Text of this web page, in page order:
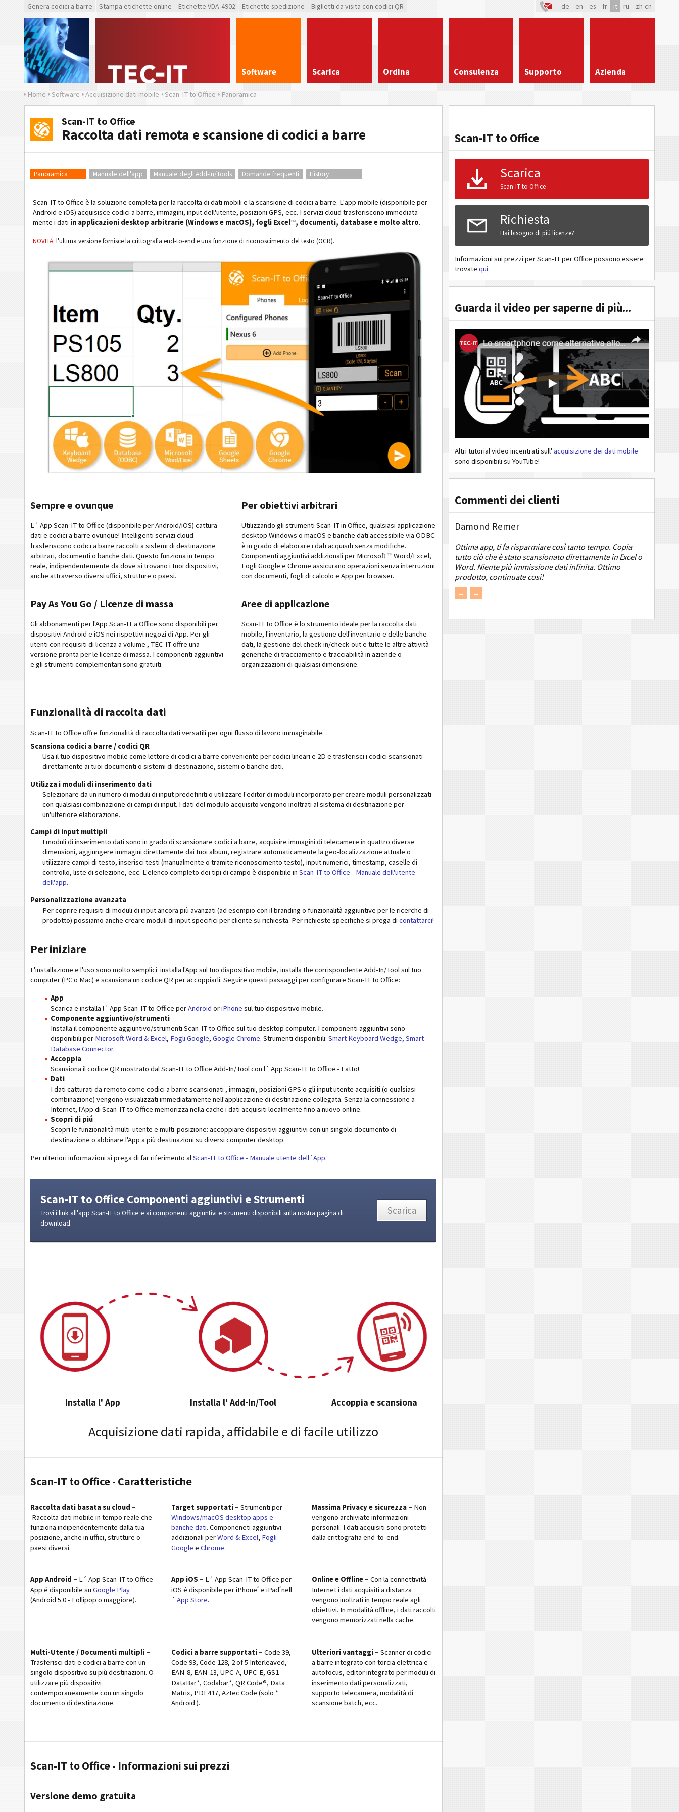
Genera codici a barre Stampa etichette online Etichette VDA-4902 Etichette spedizione Biglietti da visita con codici QR de en es fr it ru zh-cn
Software Scarica Ordina Consulenza Supporto Azienda
Home Software Acquisizione dati mobile Scan-IT to Office Panoramica
Scan-IT to Office
Raccolta dati remota e scansione di codici a barre
Panoramica Manuale dell'app Manuale degli Add-In/Tools Domande frequenti History
Scan-IT to Office è la soluzione completa per la raccolta di dati mobili e la scansione di codici a barre. L'app mobile (disponibile per
Android e iOS) acquisisce codici a barre, immagini, input dell'utente, posizioni GPS, ecc. I servizi cloud trasferiscono immediata­
mente i dati in applicazioni desktop arbitrarie (Windows e macOS), fogli Excel™, documenti, database e molto altro.
NOVITÁ: l'ultima versione fornisce la crittografia end-to-end e una funzione di riconoscimento del testo (OCR).
Sempre e ovunque
L´ App Scan-IT to Office (disponibile per Android/iOS) cattura
dati e codici a barre ovunque! Intelligenti servizi cloud
trasferiscono codici a barre raccolti a sistemi di destinazione
arbitrari, documenti o banche dati. Questo funziona in tempo
reale, indipendentemente da dove si trovano i tuoi dispositivi,
anche attraverso diversi uffici, strutture o paesi.
Pay As You Go / Licenze di massa
Gli abbonamenti per l'App Scan-IT a Office sono disponibili per
dispositivi Android e iOS nei rispettivi negozi di App. Per gli
utenti con requisiti di licenza a volume , TEC-IT offre una
versione pronta per le licenze di massa. I componenti aggiuntivi
e gli strumenti complementari sono gratuiti.
Per obiettivi arbitrari
Utilizzando gli strumenti Scan-IT in Office, qualsiasi applica­zione
desktop Windows o macOS e banche dati accessibile via ODBC
è in grado di elaborare i dati acquisiti senza modifiche.
Componenti aggiuntivi addizionali per Microsoft™Word/Excel,
Fogli Google e Chrome assicurano opera­zioni senza interruzioni
con documenti, fogli di calcolo e App per browser.
Aree di applicazione
Scan-IT to Office è lo strumento ideale per la raccolta dati
mobile, l'inventario, la gestione dell'inventario e delle banche
dati, la gestione del check-in/check-out e tutte le altre attività
generiche di tracciamento e tracciabilità in aziende o
organizzazioni di qualsiasi dimensione.
Funzionalità di raccolta dati
Scan-IT to Office offre funzionalità di raccolta dati versatili per ogni flusso di lavoro immaginabile:
Scansiona codici a barre / codici QR
Usa il tuo dispositivo mobile come lettore di codici a barre conveniente per codici lineari e 2D e trasferisci i codici scansionati
direttamente ai tuoi documenti o sistemi di destinazione, sistemi o banche dati.
Utilizza i moduli di inserimento dati
Selezionare da un numero di moduli di input predefiniti o utilizzare l'editor di moduli incorporato per creare moduli personalizzati
con qualsiasi combinazione di campi di input. I dati del modulo acquisito vengono inoltrati al sistema di destinazione per
un'ulteriore elaborazione.
Campi di input multipli
I moduli di inserimento dati sono in grado di scansionare codici a barre, acquisire immagini di telecamere in quattro diverse
dimensioni, aggiungere immagini direttamente dai tuoi album, registrare automaticamente la geo-localizzazione attuale o
utilizzare campi di testo, inserisci testi (manualmente o tramite riconoscimento testo), input numerici, timestamp, caselle di
controllo, liste di selezione, ecc. L'elenco completo dei tipi di campo è disponibile inScan-IT to Office - Manuale dell'utente
dell'app.
Personalizzazione avanzata
Per coprire requisiti di moduli di input ancora più avanzati (ad esempio con il branding o funzionalità aggiuntive per le ricerche di
prodotto) possiamo anche creare moduli di input specifici per cliente su richiesta. Per richieste specifiche si prega dicontattarci!
Per iniziare
L'installazione e l'uso sono molto semplici: installa l'App sul tuo dispositivo mobile, installa the corrispondente Add-In/Tool sul tuo
computer (PC o Mac) e scansiona un codice QR per accoppiarli. Seguire questi passaggi per configurare Scan-IT to Office:
App
Scarica e installa l´ App Scan-IT to Office perAndroid oriPhone sul tuo dispositivo mobile.
Componente aggiuntivo/strumenti
Installa il componente aggiuntivo/strumenti Scan-IT to Office sul tuo desktop computer. I componenti aggiuntivi sono
disponibili per Microsoft Word & Excel, Fogli Google, Google Chrome. Strumenti disponibili: Smart Keyboard Wedge, Smart
Database Connector.
Accoppia
Scansiona il codice QR mostrato dal Scan-IT to Office Add-In/Tool con l´ App Scan-IT to Office - Fatto!
Dati
I dati catturati da remoto come codici a barre scansionati , immagini, posizioni GPS o gli input utente acquisiti (o qualsiasi
combinazione) vengono visualizzati immediatamente nell'applicazione di destinazione collegata. Senza la connessione a
Internet, l'App di Scan-IT to Office memorizza nella cache i dati acquisiti localmente fino a nuovo online.
Scopri di piú
Scopri le funzionalità multi-utente e multi-posizione: accoppiare dispositivi aggiuntivi con un singolo documento di
destinazione o abbinare l'App a più destinazioni su diversi computer desktop.
Per ulteriori informazioni si prega di far riferimento alScan-IT to Office - Manuale utente dell´App.
Scan-IT to Office Componenti aggiuntivi e Strumenti
Trovi i link all'app Scan-IT to Office e ai componenti aggiuntivi e strumenti disponibili sulla nostra pagina di
download.
Scarica
Installa l' App Installa l' Add-In/Tool Accoppia e scansiona
Acquisizione dati rapida, affidabile e di facile utilizzo
Scan-IT to Office - Caratteristiche
Raccolta dati basata su cloud –
Raccolta dati mobile in tempo reale che
funziona indipendentemente dalla tua
posizione, anche in uffici, strutture o
paesi diversi.
Target supportati – Strumenti per
Windows/macOS desktop apps e
banche dati. Componeneti aggiuntivi
addizio­nali perWord & Excel, Fogli
Google e Chrome.
Massima Privacy e sicurezza – Non
vengono archiviate informazioni
personali. I dati acquisiti sono protetti
dalla crittografia end-to-end.
App Android – L´ App Scan-IT to Office
App é disponibile su Google Play
(Android 5.0 - Lollipop o maggiore).
App iOS – L´ App Scan-IT to Office per
iOS é disponibile per iPhone®e iPad®nell
´ App Store.
Online e Offline –Con la connettività
Internet i dati acquisiti a distanza
vengono inoltrati in tempo reale agli
obiettivi. In modalità offline, i dati raccolti
vengono memorizzati nella cache.
Multi-Utente / Documenti multipli –
Trasferisci dati e codici a barre con un
singolo dispositivo su più destinazioni. O
utilizzare più dispositivi
contemporaneamente con un singolo
documento di destinazione.
Codici a barre supportati – Code 39,
Code 93, Code 128, 2 of 5 Interleaved,
EAN-8, EAN-13, UPC-A, UPC-E, GS1
DataBar*, Codabar*, QR Code®, Data
Matrix, PDF417, Aztec Code (solo *
Android ).
Ulteriori vantaggi –Scanner di codici
a barre integrato con torcia elettrica e
autofocus, editor integrato per moduli di
inserimento dati personalizzati,
supporto telecamera, modalità di
scansione batch, ecc.
Scan-IT to Office - Informazioni sui prezzi
Versione demo gratuita
Scan-IT to Office
Scarica
Scan-IT to Office
Richiesta
Hai bisogno di piú licenze?
Informazioni sui prezzi per Scan-IT per Office possono essere
trovate qui.
Guarda il video per saperne di più...
Altri tutorial video incentrati sull' acquisizione dei dati mobile
sono disponibili su YouTube!
Commenti dei clienti
Damond Remer
Ottima app, ti fa risparmiare così tanto tempo. Copia
tutto ciò che è stato scansionato direttamente in Excel o
Word. Niente più immissione dati infinita. Ottimo
prodotto, continuate così!
← →